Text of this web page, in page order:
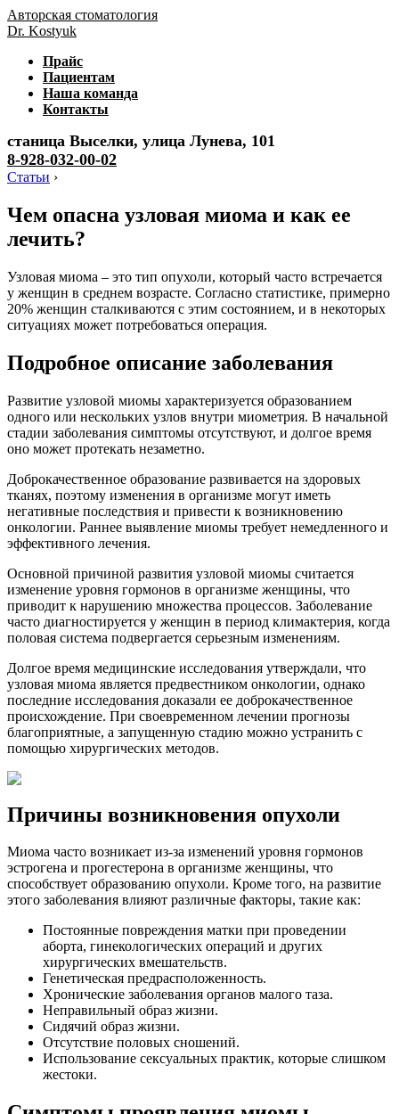
Авторская стоматология
Dr. Kostyuk
Прайс
Пациентам
Наша команда
Контакты
станица Выселки, улица Лунева, 101
8-928-032-00-02
Статьи ›
Чем опасна узловая миома и как ее
лечить?
Узловая миома – это тип опухоли, который часто встречается
у женщин в среднем возрасте. Согласно статистике, примерно
20% женщин сталкиваются с этим состоянием, и в некоторых
ситуациях может потребоваться операция.
Подробное описание заболевания
Развитие узловой миомы характеризуется образованием
одного или нескольких узлов внутри миометрия. В начальной
стадии заболевания симптомы отсутствуют, и долгое время
оно может протекать незаметно.
Доброкачественное образование развивается на здоровых
тканях, поэтому изменения в организме могут иметь
негативные последствия и привести к возникновению
онкологии. Раннее выявление миомы требует немедленного и
эффективного лечения.
Основной причиной развития узловой миомы считается
изменение уровня гормонов в организме женщины, что
приводит к нарушению множества процессов. Заболевание
часто диагностируется у женщин в период климактерия, когда
половая система подвергается серьезным изменениям.
Долгое время медицинские исследования утверждали, что
узловая миома является предвестником онкологии, однако
последние исследования доказали ее доброкачественное
происхождение. При своевременном лечении прогнозы
благоприятные, а запущенную стадию можно устранить с
помощью хирургических методов.
Причины возникновения опухоли
Миома часто возникает из-за изменений уровня гормонов
эстрогена и прогестерона в организме женщины, что
способствует образованию опухоли. Кроме того, на развитие
этого заболевания влияют различные факторы, такие как:
Постоянные повреждения матки при проведении
аборта, гинекологических операций и других
хирургических вмешательств.
Генетическая предрасположенность.
Хронические заболевания органов малого таза.
Неправильный образ жизни.
Сидячий образ жизни.
Отсутствие половых сношений.
Использование сексуальных практик, которые слишком
жестоки.